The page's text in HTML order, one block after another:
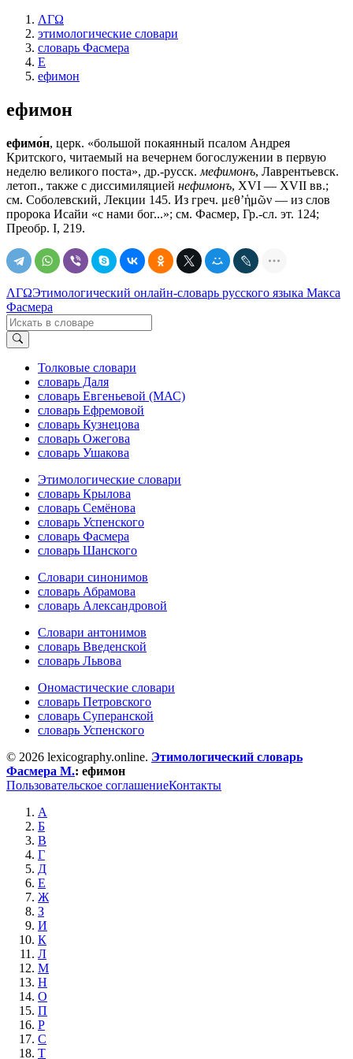
ΛΓΩ
этимологические словари
словарь Фасмера
Е
ефимон
ефимон
ефимо́н, церк. «большой покаянный псалом Андрея
Критского, читаемый на вечернем богослужении в первую
неделю великого поста», др.-русск. мефимонъ, Лаврентьевск.
летоп., также с диссимиляцией нефимонъ, XVI — XVII вв.;
см. Соболевский, Лекции 145. Из греч. μεθ’ἡμῶν — из слов
пророка Исайи «с нами бог...»; см. Фасмер, Гр.-сл. эт. 124;
Преобр. I, 219.
ΛΓΩЭтимологический онлайн-словарь русского языка Макса
Фасмера
Толковые словари
словарь Даля
словарь Евгеньевой (МАС)
словарь Ефремовой
словарь Кузнецова
словарь Ожегова
словарь Ушакова
Этимологические словари
словарь Крылова
словарь Семёнова
словарь Успенского
словарь Фасмера
словарь Шанского
Словари синонимов
словарь Абрамова
словарь Александровой
Словари антонимов
словарь Введенской
словарь Львова
Ономастические словари
словарь Петровского
словарь Суперанской
словарь Успенского
© 2026 lexicography.online. Этимологический словарь
Фасмера М.: ефимон
Пользовательское соглашениеКонтакты
А
Б
В
Г
Д
Е
Ж
З
И
К
Л
М
Н
О
П
Р
С
Т